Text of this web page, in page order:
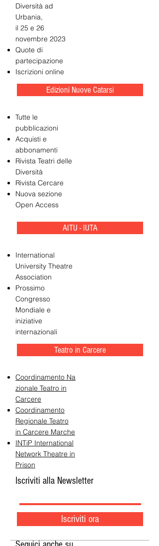
Diversità ad
Urbania,
il 25 e 26
novembre 2023
Quote di
partecipazione
Iscrizioni online
Edizioni Nuove Catarsi
Tutte le
pubblicazioni
Acquisti e
abbonamenti
Rivista Teatri delle
Diversità
Rivista Cercare
Nuova sezione
Open Access
AITU - IUTA
International
University Theatre
Association
Prossimo
Congresso
Mondiale e
iniziative
internazionali
Teatro in Carcere
Coordinamento Na
zionale Teatro in
Carcere
Coordinamento
Regionale Teatro
in Carcere Marche
INTiP International
Network Theatre in
Prison
Iscriviti alla Newsletter
Iscriviti ora